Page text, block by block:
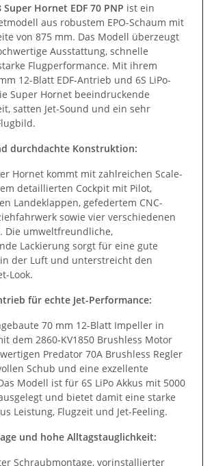
Super Hornet EDF 70 PNP ist ein
aus robustem EPO-Schaum mit
von 875 mm. Das Modell überzeugt
Ausstattung, schnelle
Flugperformance. Mit ihrem
12-Blatt EDF-Antrieb und 6S LiPo-
Super Hornet beeindruckende
satten Jet-Sound und ein sehr
durchdachte Konstruktion:
Hornet kommt mit zahlreichen Scale-
detaillierten Cockpit mit Pilot,
Landeklappen, gefedertem CNC-
sowie vier verschiedenen
Die umweltfreundliche,
Lackierung sorgt für eine gute
der Luft und unterstreicht den
Look.
für echte Jet-Performance:
70 mm 12-Blatt Impeller in
dem 2860-KV1850 Brushless Motor
Predator 70A Brushless Regler
Schub und eine exzellente
Modell ist für 6S LiPo Akkus mit 5000
und bietet damit eine starke
Leistung, Flugzeit und Jet-Feeling.
und hohe Alltagstauglichkeit:
Schraubmontage, vorinstallierter